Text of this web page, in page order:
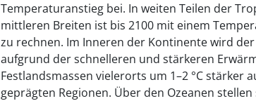
Temperaturanstieg bei. In weiten Teilen der
mittleren Breiten ist bis 2100 mit einem
zu rechnen. Im Inneren der Kontinente wird
aufgrund der schnelleren und stärkeren
Festlandsmassen vielerorts um 1–2 °C stärker
geprägten Regionen. Über den Ozeanen